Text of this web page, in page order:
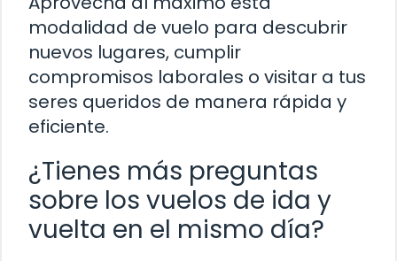
modalidad de vuelo para descubrir
nuevos lugares, cumplir
compromisos laborales o visitar a tus
seres queridos de manera rápida y
eficiente.
¿Tienes más preguntas
sobre los vuelos de ida y
vuelta en el mismo día?